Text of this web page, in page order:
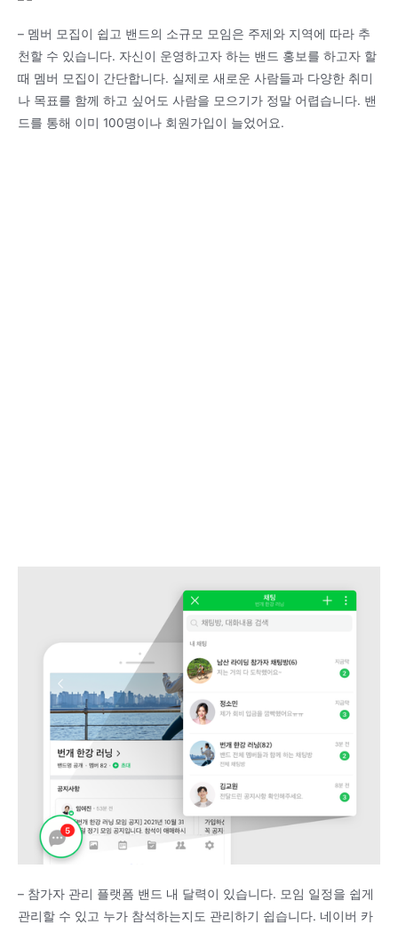
– 멤버 모집이 쉽고 밴드의 소규모 모임은 주제와 지역에 따라 추
천할 수 있습니다. 자신이 운영하고자 하는 밴드 홍보를 하고자 할
때 멤버 모집이 간단합니다. 실제로 새로운 사람들과 다양한 취미
나 목표를 함께 하고 싶어도 사람을 모으기가 정말 어렵습니다. 밴
드를 통해 이미 100명이나 회원가입이 늘었어요.
– 참가자 관리 플랫폼 밴드 내 달력이 있습니다. 모임 일정을 쉽게
관리할 수 있고 누가 참석하는지도 관리하기 쉽습니다. 네이버 카